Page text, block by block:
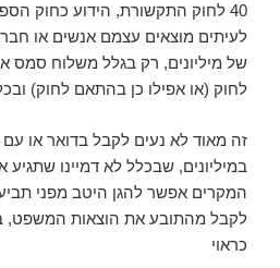
40 לחוק התקשורת, הידוע כחוק
לעיתים מוצאים עצמם אנשים או
של מיליונים, רק בגלל משלוח סמס
לחוק (או אפילו כן בהתאם לחוק)
זה מאוד לא נעים לקבל בדואר או
במיליונים, שבכלל לא דמיינו שתגיע
המקרים אפשר להגן היטב מפני
לקבל מהתובע את הוצאות המשפט,
כראוי